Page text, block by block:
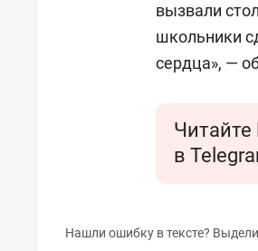
вызвали
школьники
сердца», —
в
Нашли ошибку в тексте?